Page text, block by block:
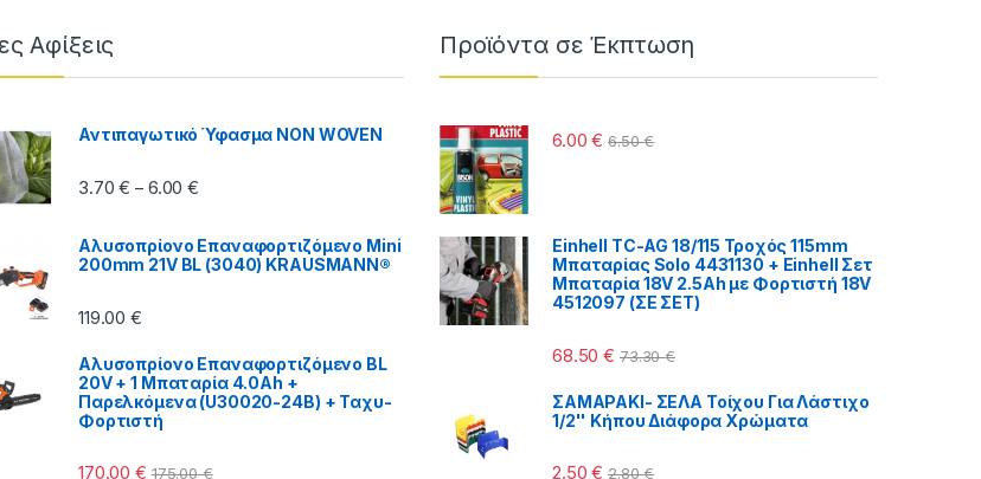
Αφίξεις
Αντιπαγωτικό Ύφασμα NON WOVEN
3.70€ – 6.00€ Price range: 3.70 € through 6.00 €
Αλυσοπρίονο Επαναφορτιζόμενο Mini
200mm 21V BL (3040) KRAUSMANN®
119.00€
Αλυσοπρίονο Επαναφορτιζόμενο BL
20V + 1 Μπαταρία 4.0Ah +
Παρελκόμενα (U30020-24B) + Ταχυ-
Φορτιστή
170.00€ 175.00€
Προϊόντα σε Έκπτωση
6.00€ 6.50€
Einhell TC-AG 18/115 Τροχός 115mm
Μπαταρίας Solo 4431130 + Einhell Σετ
Μπαταρία 18V 2.5Ah με Φορτιστή 18V
4512097 (ΣΕ ΣΕΤ)
68.50€ 73.30€
ΣΑΜΑΡΑΚΙ- ΣΕΛΑ Τοίχου Για Λάστιχο
1/2'' Κήπου Διάφορα Χρώματα
2.50€ 2.80€